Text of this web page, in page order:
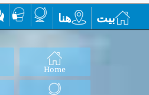
بيت هنا
Home